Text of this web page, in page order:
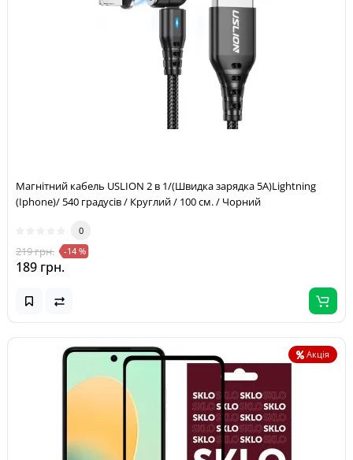
Магнітний кабель USLION 2 в 1/(Швидка зарядка 5A)Lightning
(Iphone)/ 540 градусів / Круглий / 100 см. / Чорний
0
219 грн. -14 %
189 грн.
Акція